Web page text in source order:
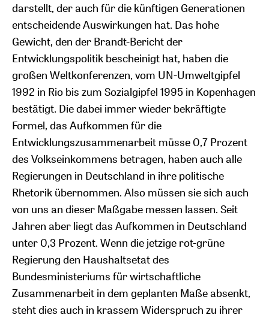
darstellt, der auch für die künftigen Generationen
entscheidende Auswirkungen hat. Das hohe
Gewicht, den der Brandt-Bericht der
Entwicklungspolitik bescheinigt hat, haben die
großen Weltkonferenzen, vom UN-Umweltgipfel
1992 in Rio bis zum Sozialgipfel 1995 in Kopenhagen
bestätigt. Die dabei immer wieder bekräftigte
Formel, das Aufkommen für die
Entwicklungszusammenarbeit müsse 0,7 Prozent
des Volkseinkommens betragen, haben auch alle
Regierungen in Deutschland in ihre politische
Rhetorik übernommen. Also müssen sie sich auch
von uns an dieser Maßgabe messen lassen. Seit
Jahren aber liegt das Aufkommen in Deutschland
unter 0,3 Prozent. Wenn die jetzige rot-grüne
Regierung den Haushaltsetat des
Bundesministeriums für wirtschaftliche
Zusammenarbeit in dem geplanten Maße absenkt,
steht dies auch in krassem Widerspruch zu ihrer